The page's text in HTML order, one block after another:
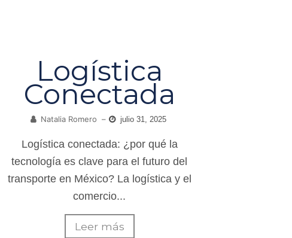
Logística
Conectada
Natalia Romero – julio 31, 2025
Logística conectada: ¿por qué la
tecnología es clave para el futuro del
transporte en México? La logística y el
comercio...
Leer más